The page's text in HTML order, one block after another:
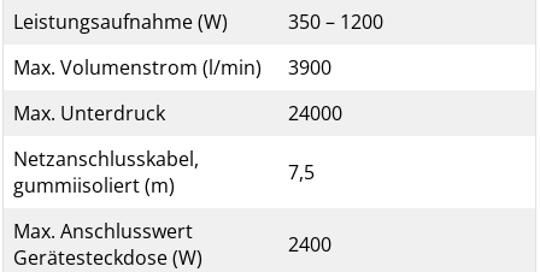
Leistungsaufnahme (W)
350 – 1200
Max. Volumenstrom (l/min)
3900
Max. Unterdruck
24000
Netzanschlusskabel,
gummiisoliert (m)
7,5
Max. Anschlusswert
Gerätesteckdose (W)
2400